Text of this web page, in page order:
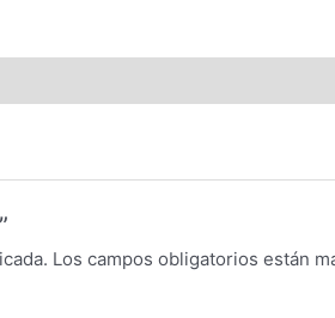
Los campos obligatorios están